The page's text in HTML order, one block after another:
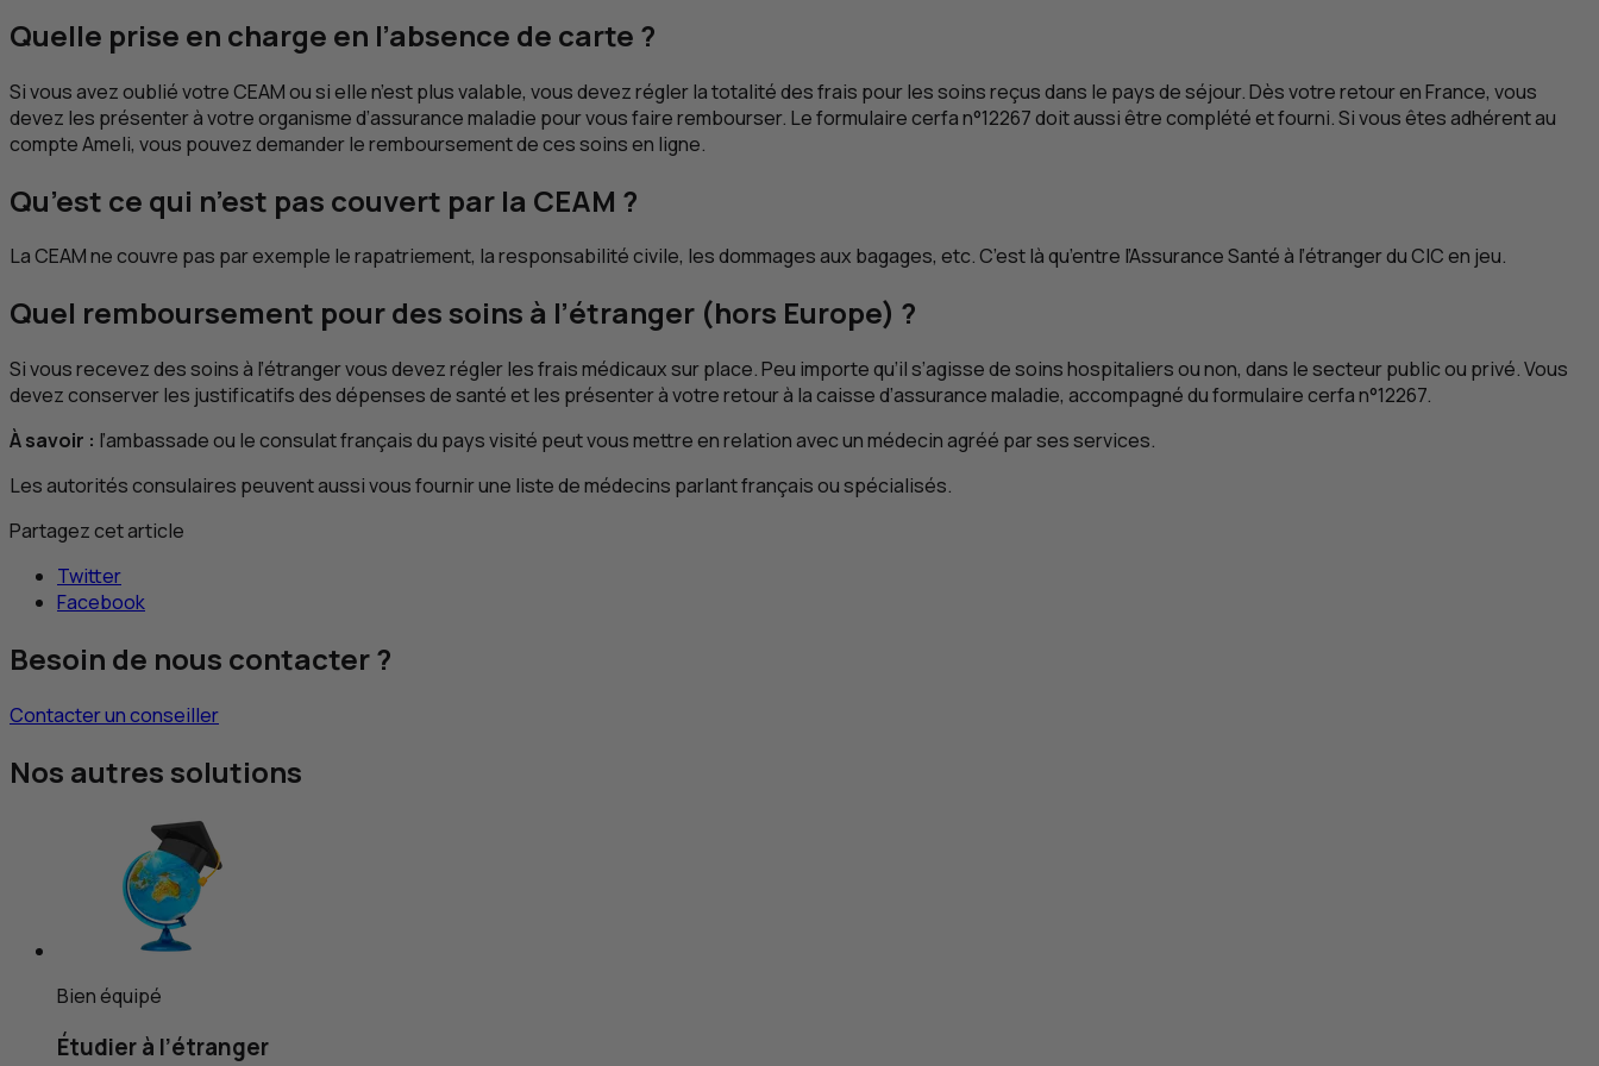
Quelle prise en charge en l’absence de carte ?
Si vous avez oublié votreCEAMou si elle n’est plus valable, vous devez régler la totalité des frais pour les soins reçus dans le pays de séjour. Dès votre retour en France, vous
devez les présenter à votre organisme d’assurance maladie pour vous faire rembourser. Le formulaire cerfa n°12267 doit aussi être complété et fourni. Si vous êtes adhérent au
compte Ameli, vous pouvez demander le remboursement de ces soins en ligne.
Qu’est ce qui n’est pas couvert par la CEAM ?
LaCEAMne couvre pas par exemple le rapatriement, la responsabilité civile, les dommages aux bagages, etc. C’est là qu’entre l’Assurance Santé à l’étranger duCICen jeu.
Quel remboursement pour des soins à l’étranger (hors Europe) ?
Si vous recevez des soins à l’étranger vous devez régler les frais médicaux sur place. Peu importe qu’il s’agisse de soins hospitaliers ou non, dans le secteur public ou privé. Vous
devez conserver les justificatifs des dépenses de santé et les présenter à votre retour à la caisse d’assurance maladie, accompagné du formulaire cerfa n°12267.
À savoir : l’ambassade ou le consulat français du pays visité peut vous mettre en relation avec un médecin agréé par ses services.
Les autorités consulaires peuvent aussi vous fournir une liste de médecins parlant français ou spécialisés.
Partagez cet article
Twitter
Facebook
Besoin de nous contacter ?
Contacter un conseiller
Nos autres solutions
Bien équipé
Étudier à l’étranger